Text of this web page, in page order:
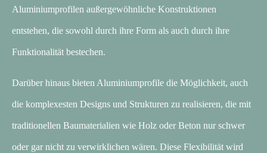
Aluminiumprofilen außergewöhnliche Konstruktionen
entstehen, die sowohl durch ihre Form als auch durch ihre
Funktionalität bestechen.
Darüber hinaus bieten Aluminiumprofile die Möglichkeit, auch
die komplexesten Designs und Strukturen zu realisieren, die mit
traditionellen Baumaterialien wie Holz oder Beton nur schwer
oder gar nicht zu verwirklichen wären. Diese Flexibilität wird